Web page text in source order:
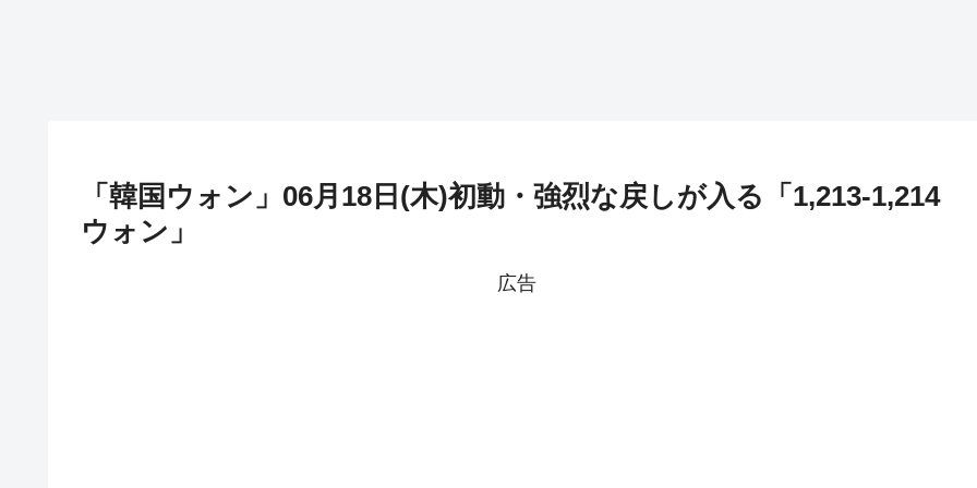
「韓国ウォン」06月18日(木)初動・強烈な戻しが入る「1,213-1,214
ウォン」
広告